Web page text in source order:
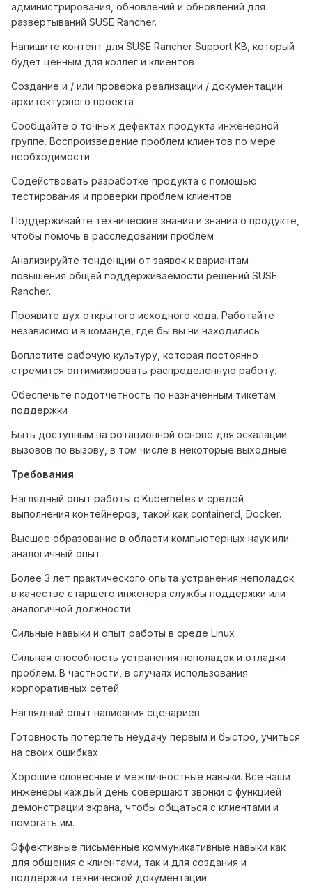
администрирования, обновлений и обновлений для
развертываний SUSE Rancher.
Напишите контент для SUSE Rancher Support KB, который
будет ценным для коллег и клиентов
Создание и / или проверка реализации / документации
архитектурного проекта
Сообщайте о точных дефектах продукта инженерной
группе. Воспроизведение проблем клиентов по мере
необходимости
Содействовать разработке продукта с помощью
тестирования и проверки проблем клиентов
Поддерживайте технические знания и знания о продукте,
чтобы помочь в расследовании проблем
Анализируйте тенденции от заявок к вариантам
повышения общей поддерживаемости решений SUSE
Rancher.
Проявите дух открытого исходного кода. Работайте
независимо и в команде, где бы вы ни находились
Воплотите рабочую культуру, которая постоянно
стремится оптимизировать распределенную работу.
Обеспечьте подотчетность по назначенным тикетам
поддержки
Быть доступным на ротационной основе для эскалации
вызовов по вызову, в том числе в некоторые выходные.
Требования
Наглядный опыт работы с Kubernetes и средой
выполнения контейнеров, такой как containerd, Docker.
Высшее образование в области компьютерных наук или
аналогичный опыт
Более 3 лет практического опыта устранения неполадок
в качестве старшего инженера службы поддержки или
аналогичной должности
Сильные навыки и опыт работы в среде Linux
Сильная способность устранения неполадок и отладки
проблем. В частности, в случаях использования
корпоративных сетей
Наглядный опыт написания сценариев
Готовность потерпеть неудачу первым и быстро, учиться
на своих ошибках
Хорошие словесные и межличностные навыки. Все наши
инженеры каждый день совершают звонки с функцией
демонстрации экрана, чтобы общаться с клиентами и
помогать им.
Эффективные письменные коммуникативные навыки как
для общения с клиентами, так и для создания и
поддержки технической документации.